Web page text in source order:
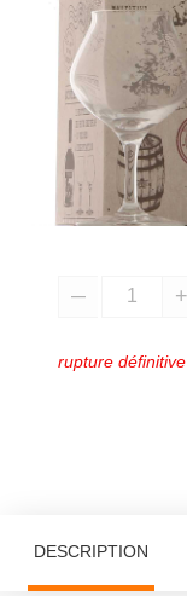
rupture définitive
DESCRIPTION